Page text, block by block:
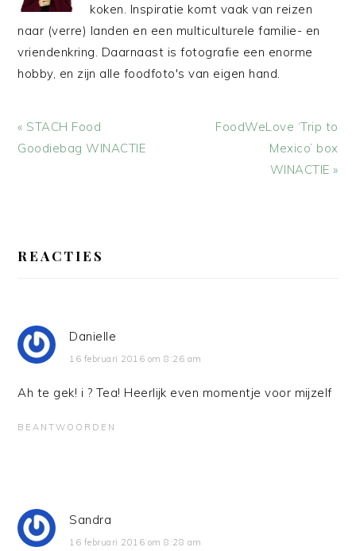
koken. Inspiratie komt vaak van reizen
naar (verre) landen en een multiculturele familie- en
vriendenkring. Daarnaast is fotografie een enorme
hobby, en zijn alle foodfoto's van eigen hand.
Vorig
bericht:
« STACH Food
Goodiebag WINACTIE
Volgend
FoodWeLove ‘Trip to
Mexico’ box
WINACTIE »
INTERACTIES
REACTIES
Danielle
16 februari 2016 om 8:26 am
Ah te gek! i ? Tea! Heerlijk even momentje voor mijzelf
BEANTWOORDEN
Sandra
16 februari 2016 om 8:28 am